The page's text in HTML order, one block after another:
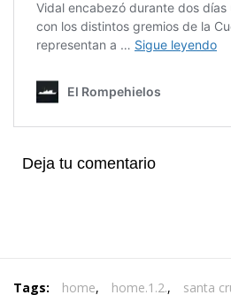
Deja tu comentario
Tags: home, home.1.2., santa